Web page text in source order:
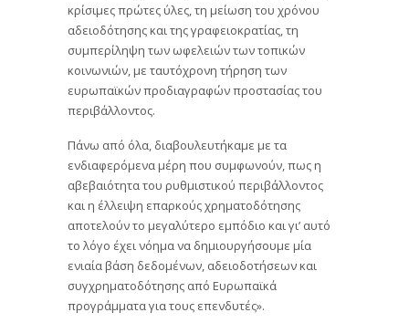
κρίσιμες πρώτες ύλες, τη μείωση του χρόνου
αδειοδότησης και της γραφειοκρατίας, τη
συμπερίληψη των ωφελειών των τοπικών
κοινωνιών, με ταυτόχρονη τήρηση των
ευρωπαϊκών προδιαγραφών προστασίας του
περιβάλλοντος.
Πάνω από όλα, διαβουλευτήκαμε με τα
ενδιαφερόμενα μέρη που συμφωνούν, πως η
αβεβαιότητα του ρυθμιστικού περιβάλλοντος
και η έλλειψη επαρκούς χρηματοδότησης
αποτελούν το μεγαλύτερο εμπόδιο και γι’ αυτό
το λόγο έχει νόημα να δημιουργήσουμε μία
ενιαία βάση δεδομένων, αδειοδοτήσεων και
συγχρηματοδότησης από Ευρωπαϊκά
προγράμματα για τους επενδυτές».